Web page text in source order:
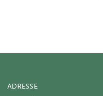
ADRESSE